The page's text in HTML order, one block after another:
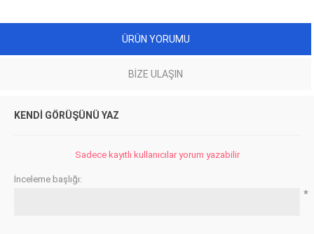
ÜRÜN YORUMU
BIZE ULAŞIN
KENDI GÖRÜŞÜNÜ YAZ
Sadece kayıtlı kullanıcılar yorum yazabilir
İnceleme başlığı:
*